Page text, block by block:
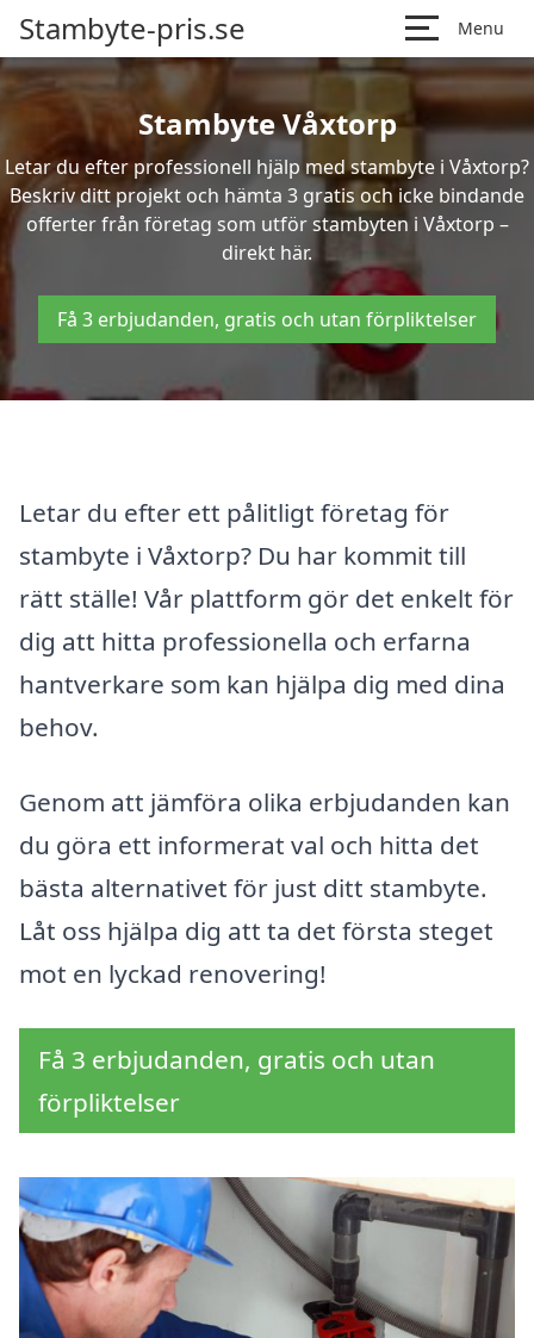
Stambyte-pris.se Menu
Stambyte Våxtorp
Letar du efter professionell hjälp med stambyte i Våxtorp?
Beskriv ditt projekt och hämta 3 gratis och icke bindande
offerter från företag som utför stambyten i Våxtorp –
direkt här.
Få 3 erbjudanden, gratis och utan förpliktelser
Letar du efter ett pålitligt företag för
stambyte i Våxtorp? Du har kommit till
rätt ställe! Vår plattform gör det enkelt för
dig att hitta professionella och erfarna
hantverkare som kan hjälpa dig med dina
behov.
Genom att jämföra olika erbjudanden kan
du göra ett informerat val och hitta det
bästa alternativet för just ditt stambyte.
Låt oss hjälpa dig att ta det första steget
mot en lyckad renovering!
Få 3 erbjudanden, gratis och utan
förpliktelser